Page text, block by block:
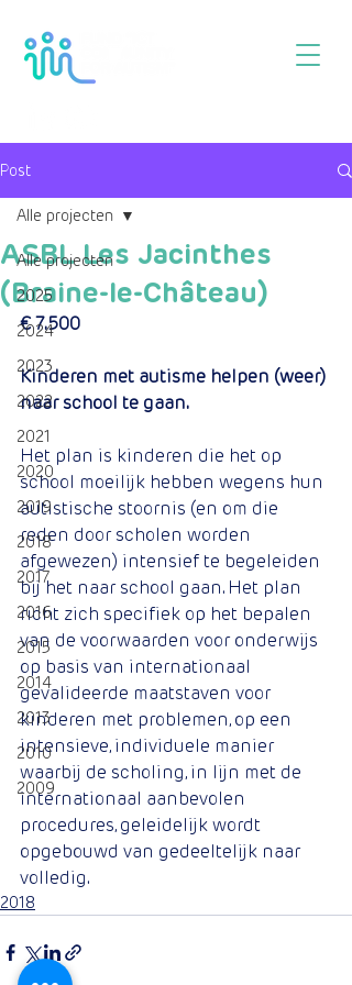
Post
Alle projecten
2025
2024
2023
2022
2021
2020
2019
2018
2017
2016
2015
2014
2013
2010
2009
Alle projecten
ASBL Les Jacinthes
(Braine-le-Château)
€ 7.500
Kinderen met autisme helpen (weer)
naar school te gaan.
Het plan is kinderen die het op
school moeilijk hebben wegens hun
autistische stoornis (en om die
reden door scholen worden
afgewezen) intensief te begeleiden
bij het naar school gaan. Het plan
richt zich specifiek op het bepalen
van de voorwaarden voor onderwijs
op basis van internationaal
gevalideerde maatstaven voor
kinderen met problemen, op een
intensieve, individuele manier
waarbij de scholing, in lijn met de
internationaal aanbevolen
procedures, geleidelijk wordt
opgebouwd van gedeeltelijk naar
volledig.
2018